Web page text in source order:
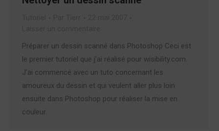
Préparer un dessin scanné dans Photoshop Ceci est
le premier tutoriel que j’ai réalisé pour wisibility.com.
J’ai commencé avec un tuto concernant les
amoureux du dessin et qui veulent aller plus loin
ensuite dans Photoshop pour réaliser la mise en
couleur.